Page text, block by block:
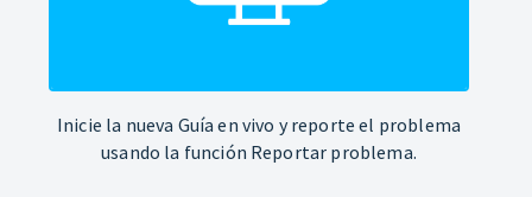
Inicie la nueva Guía en vivo y reporte el problema
usando la función Reportar problema.